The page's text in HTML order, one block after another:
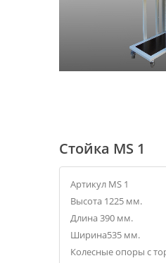
Стойка MS 1
Артикул MS 1
Высота 1225 мм.
Длина 390 мм.
Ширина535 мм.
Колесные опоры с